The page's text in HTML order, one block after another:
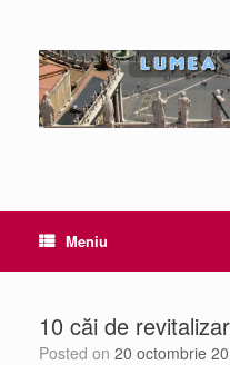
Meniu
10 căi de
Posted on 20 octombrie